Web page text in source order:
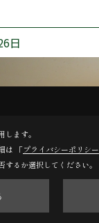
日
ます。
は 「プライバシーポリシー
るか選択してください。